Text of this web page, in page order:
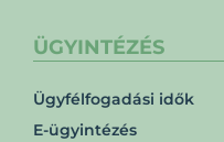
ÜGYINTÉZÉS
Ügyfélfogadási idők
E-ügyintézés